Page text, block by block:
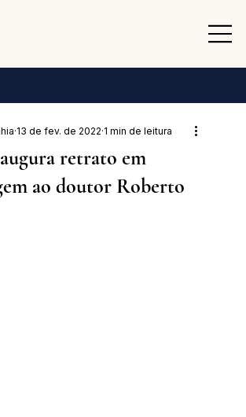
retrato em
ao doutor Roberto
13 de fev. de 2022 1 min de leitura